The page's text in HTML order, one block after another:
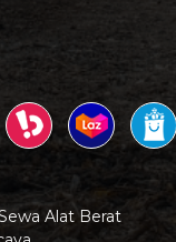
Alat Berat